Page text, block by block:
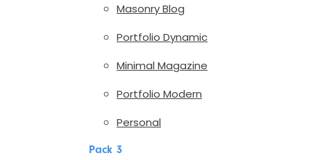
Masonry Blog
Portfolio Dynamic
Minimal Magazine
Portfolio Modern
Personal
Pack 3